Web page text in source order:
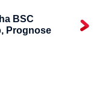
BSC
Prognose